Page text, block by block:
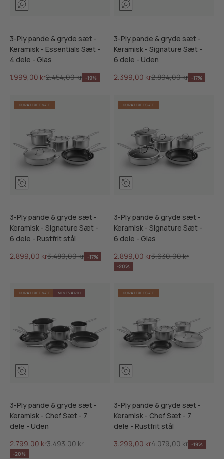
3-Ply pande & gryde sæt -
Keramisk - Essentials Sæt -
4 dele - Glas
Salgspris
1.999,00 krNormalpris
2.454,00 kr -19%
3-Ply pande & gryde sæt -
Keramisk - Signature Sæt -
6 dele - Uden
Salgspris
2.399,00 krNormalpris
2.894,00 kr -17%
KURATERET SÆT
3-Ply pande & gryde sæt -
Keramisk - Signature Sæt -
6 dele - Rustfrit stål
Salgspris
2.899,00 krNormalpris
3.480,00 kr -17%
KURATERET SÆT
3-Ply pande & gryde sæt -
Keramisk - Signature Sæt -
6 dele - Glas
Salgspris
2.899,00 krNormalpris
3.630,00 kr
-20%
KURATERET SÆT MEST VÆRDI
3-Ply pande & gryde sæt -
Keramisk - Chef Sæt - 7
dele - Uden
Salgspris
2.799,00 krNormalpris
3.493,00 kr
-20%
KURATERET SÆT
3-Ply pande & gryde sæt -
Keramisk - Chef Sæt - 7
dele - Rustfrit stål
Salgspris
3.299,00 krNormalpris
4.079,00 kr -19%